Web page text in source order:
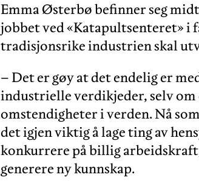
Emma Østerbø befinner seg
jobbet ved «Katapultsenteret» i
tradisjonsrike industrien skal
– Det er gøy at det endelig er
industrielle verdikjeder, selv
omstendigheter i verden. Nå
det igjen viktig å lage ting av
konkurrere på billig
generere ny kunnskap.